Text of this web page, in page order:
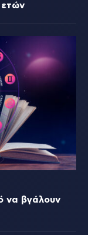
ετών
να βγάλουν